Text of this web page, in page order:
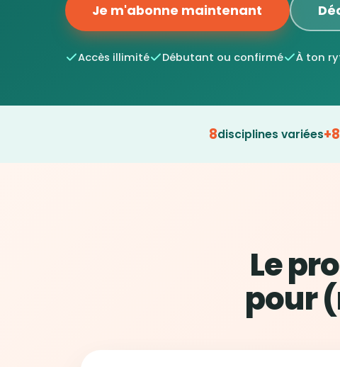
Je m'abonne maintenant
Accès illimité Débutant ou confirmé À ton
8disciplines variées
Le
pour